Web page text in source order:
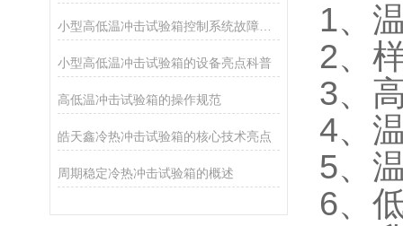
小型高低温冲击试验箱的设备亮点科普
高低温冲击试验箱的操作规范
皓天鑫冷热冲击试验箱的核心技术亮点
周期稳定冷热冲击试验箱的概述
1、
2、
3、
4、
5、
6、